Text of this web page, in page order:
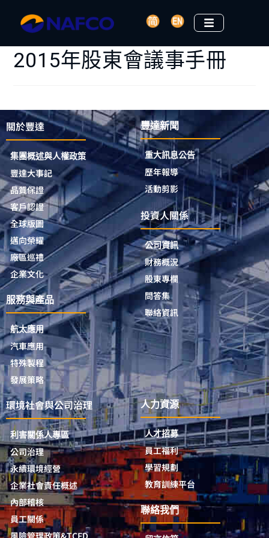
2015年股東會議事手冊
關於豐達
集團概述與人權政策
豐達大事記
品質保證
客戶認證
全球版圖
邁向榮耀
廠區巡禮
企業文化
服務與產品
航太應用
汽車應用
特殊製程
發展策略
豐達新聞
重大訊息公告
歷年報導
活動剪影
投資人關係
公司資訊
財務概況
股東專欄
問答集
聯絡資訊
環境社會與公司治理
利害關係人專區
公司治理
永續環境經營
企業社會責任概述
內部稽核
員工關係
人力資源
人才招募
員工福利
學習規劃
教育訓練平台
聯絡我們